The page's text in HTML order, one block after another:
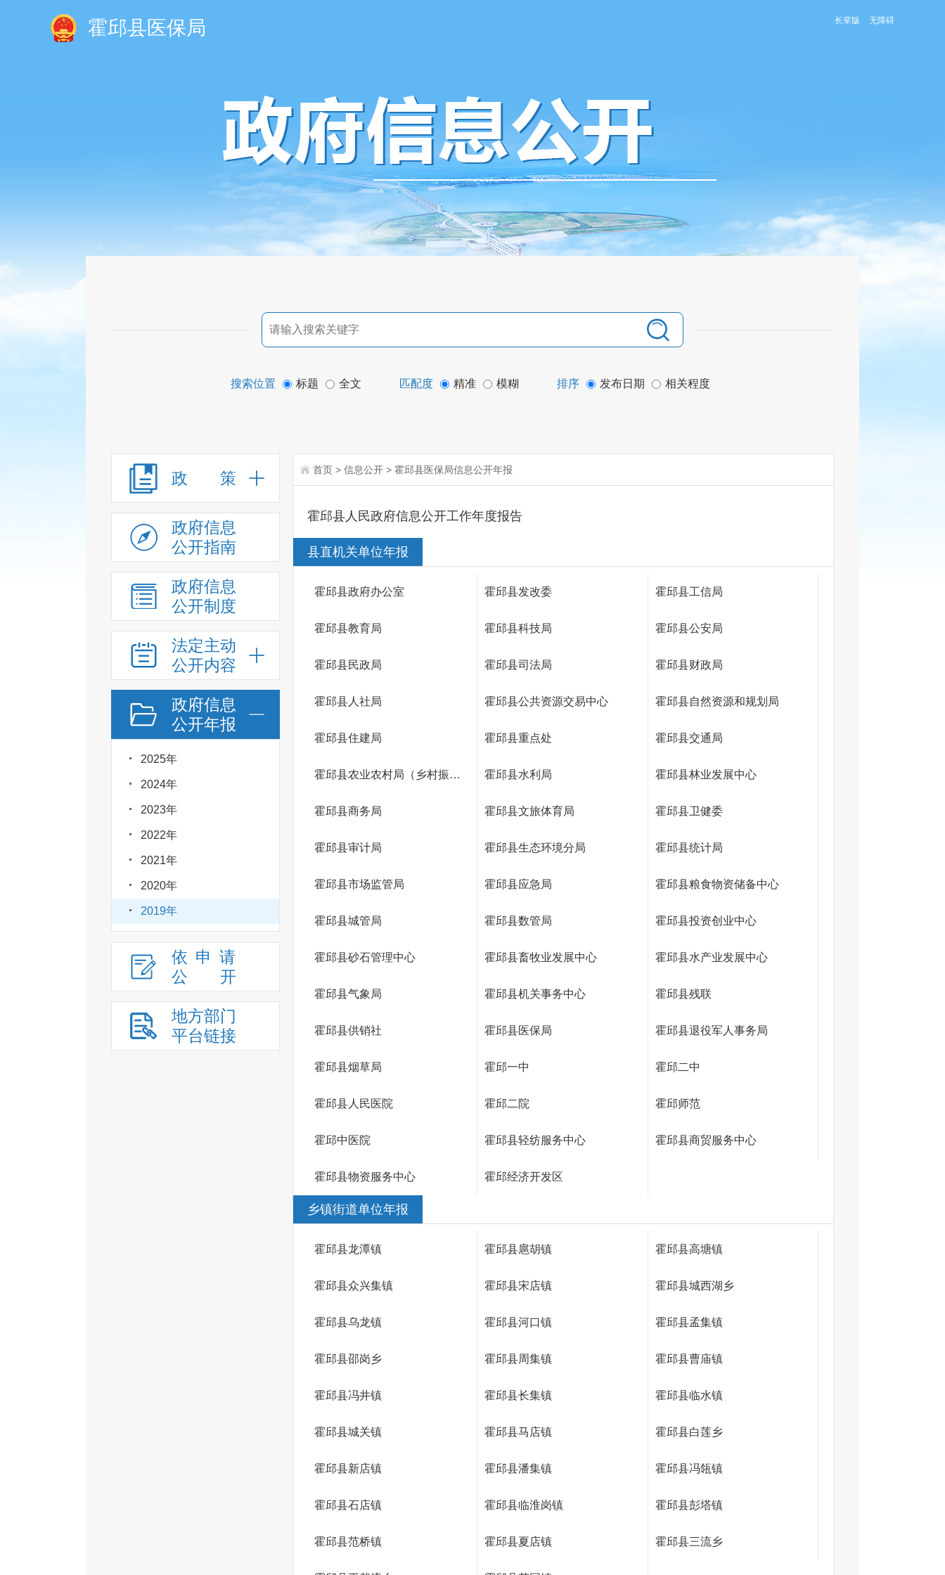
霍邱县医保局 长辈版 无障碍
搜索位置 标题 全文 匹配度 精准 模糊 排序 发布日期 相关程度
政 策
政府信息
公开指南
政府信息
公开制度
法定主动
公开内容
政府信息
公开年报
2025年
2024年
2023年
2022年
2021年
2020年
2019年
依申请
公
开
地方部门
平台链接
首页 > 信息公开 > 霍邱县医保局信息公开年报
霍邱县人民政府信息公开工作年度报告
县直机关单位年报
霍邱县政府办公室 霍邱县发改委 霍邱县工信局
霍邱县教育局 霍邱县科技局 霍邱县公安局
霍邱县民政局 霍邱县司法局 霍邱县财政局
霍邱县人社局 霍邱县公共资源交易中心 霍邱县自然资源和规划局
霍邱县住建局 霍邱县重点处 霍邱县交通局
霍邱县农业农村局（乡村振兴局） 霍邱县水利局 霍邱县林业发展中心
霍邱县商务局 霍邱县文旅体育局 霍邱县卫健委
霍邱县审计局 霍邱县生态环境分局 霍邱县统计局
霍邱县市场监管局 霍邱县应急局 霍邱县粮食物资储备中心
霍邱县城管局 霍邱县数管局 霍邱县投资创业中心
霍邱县砂石管理中心 霍邱县畜牧业发展中心 霍邱县水产业发展中心
霍邱县气象局 霍邱县机关事务中心 霍邱县残联
霍邱县供销社 霍邱县医保局 霍邱县退役军人事务局
霍邱县烟草局 霍邱一中 霍邱二中
霍邱县人民医院 霍邱二院 霍邱师范
霍邱中医院 霍邱县轻纺服务中心 霍邱县商贸服务中心
霍邱县物资服务中心 霍邱经济开发区
乡镇街道单位年报
霍邱县龙潭镇 霍邱县扈胡镇 霍邱县高塘镇
霍邱县众兴集镇 霍邱县宋店镇 霍邱县城西湖乡
霍邱县乌龙镇 霍邱县河口镇 霍邱县孟集镇
霍邱县邵岗乡 霍邱县周集镇 霍邱县曹庙镇
霍邱县冯井镇 霍邱县长集镇 霍邱县临水镇
霍邱县城关镇 霍邱县马店镇 霍邱县白莲乡
霍邱县新店镇 霍邱县潘集镇 霍邱县冯瓴镇
霍邱县石店镇 霍邱县临淮岗镇 霍邱县彭塔镇
霍邱县范桥镇 霍邱县夏店镇 霍邱县三流乡